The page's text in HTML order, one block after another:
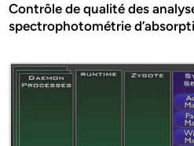
Contrôle de qualité des
spectrophotométrie